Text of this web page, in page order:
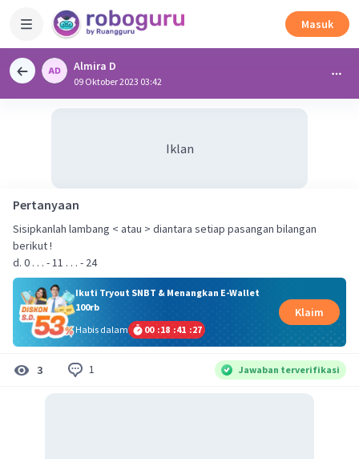
Masuk
Almira D
09 Oktober 2023 03:42
Iklan
Pertanyaan
Sisipkanlah lambang < atau > diantara setiap pasangan bilangan
berikut !
d. 0 . . . - 11 . . . - 24
Ikuti Tryout SNBT & Menangkan E-Wallet
100rb
Habis dalam
00 :18 :41 :27
Klaim
3 1 Jawaban terverifikasi